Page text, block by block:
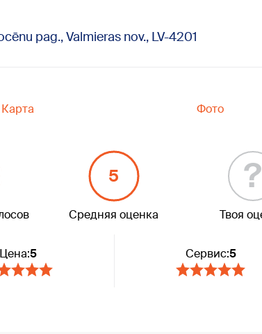
pag., Valmieras nov., LV-4201
Карта Фото
5
Средняя оценка
?
Твоя
Цена:5 Сервис:5